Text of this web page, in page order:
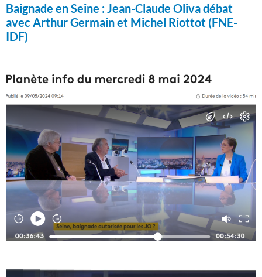
Baignade en Seine :Jean-Claude Oliva débat
avec Arthur Germain et Michel Riottot (FNE-
IDF)